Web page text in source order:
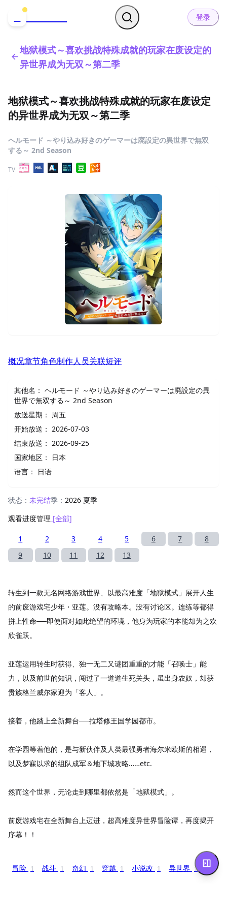
登录
地狱模式～喜欢挑战特殊成就的玩家在废设定的
异世界成为无双～第二季
地狱模式～喜欢挑战特殊成就的玩家在废设定
的异世界成为无双～第二季
ヘルモード ～やり込み好きのゲーマーは廃設定の異世界で無双
する～ 2nd Season
TV
概况章节角色制作人员关联短评
其他名： ヘルモード ～やり込み好きのゲーマーは廃設定の異
世界で無双する～ 2nd Season
放送星期： 周五
开始放送： 2026-07-03
结束放送： 2026-09-25
国家地区：
日本
语言：
日语
状态： 未完结季： 2026 夏季
观看进度管理 [全部]
1 2 3 4 5 6 7
8
9
10 11 12 13
转生到一款无名网络游戏世界、以最高难度「地狱模式」展开人生
的前废游戏宅少年・亚莲。没有攻略本。没有讨论区。连练等都得
拼上性命──即使面对如此绝望的环境，他身为玩家的本能却为之欢
欣雀跃。
亚莲运用转生时获得、独一无二又谜团重重的才能「召唤士」能
力，以及前世的知识，闯过了一道道生死关头，虽出身农奴，却获
贵族格兰威尔家迎为「客人」。
接着，他踏上全新舞台──拉塔修王国学园都市。
在学园等着他的，是与新伙伴及人类最强勇者海尔米欧斯的相遇，
以及梦寐以求的组队成军＆地下城攻略……etc.
然而这个世界，无论走到哪里都依然是「地狱模式」。
前废游戏宅在全新舞台上迈进，超高难度异世界冒险谭，再度揭开
序幕！！
冒险 1 战斗 1 奇幻 1 穿越 1 小说改 1 异世界 1